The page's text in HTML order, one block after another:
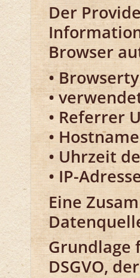
Der
Browser
Referrer
Uhrzeit
IP-
Eine
Grundlage
DSGVO,